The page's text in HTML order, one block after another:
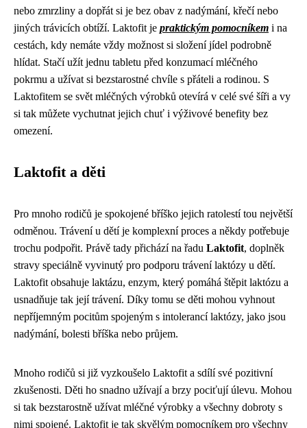
nebo zmrzliny a dopřát si je bez obav z nadýmání, křečí nebo
jiných trávicích obtíží. Laktofit je praktickým pomocníkem i na
cestách, kdy nemáte vždy možnost si složení jídel podrobně
hlídat. Stačí užít jednu tabletu před konzumací mléčného
pokrmu a užívat si bezstarostné chvíle s přáteli a rodinou. S
Laktofitem se svět mléčných výrobků otevírá v celé své šíři a vy
si tak můžete vychutnat jejich chuť i výživové benefity bez
omezení.
Laktofit a děti
Pro mnoho rodičů je spokojené bříško jejich ratolestí tou největší
odměnou. Trávení u dětí je komplexní proces a někdy potřebuje
trochu podpořit. Právě tady přichází na řadu Laktofit, doplněk
stravy speciálně vyvinutý pro podporu trávení laktózy u dětí.
Laktofit obsahuje laktázu, enzym, který pomáhá štěpit laktózu a
usnadňuje tak její trávení. Díky tomu se děti mohou vyhnout
nepříjemným pocitům spojeným s intolerancí laktózy, jako jsou
nadýmání, bolesti bříška nebo průjem.
Mnoho rodičů si již vyzkoušelo Laktofit a sdílí své pozitivní
zkušenosti. Děti ho snadno užívají a brzy pociťují úlevu. Mohou
si tak bezstarostně užívat mléčné výrobky a všechny dobroty s
nimi spojené. Laktofit je tak skvělým pomocníkem pro všechny